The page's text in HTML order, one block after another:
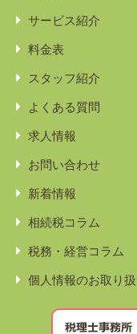
サービス紹介
料金表
スタッフ紹介
よくある質問
求人情報
お問い合わせ
新着情報
相続税コラム
税務・経営コラム
個人情報のお取り